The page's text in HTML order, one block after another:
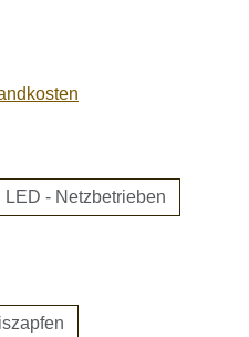
LED - Netzbetrieben